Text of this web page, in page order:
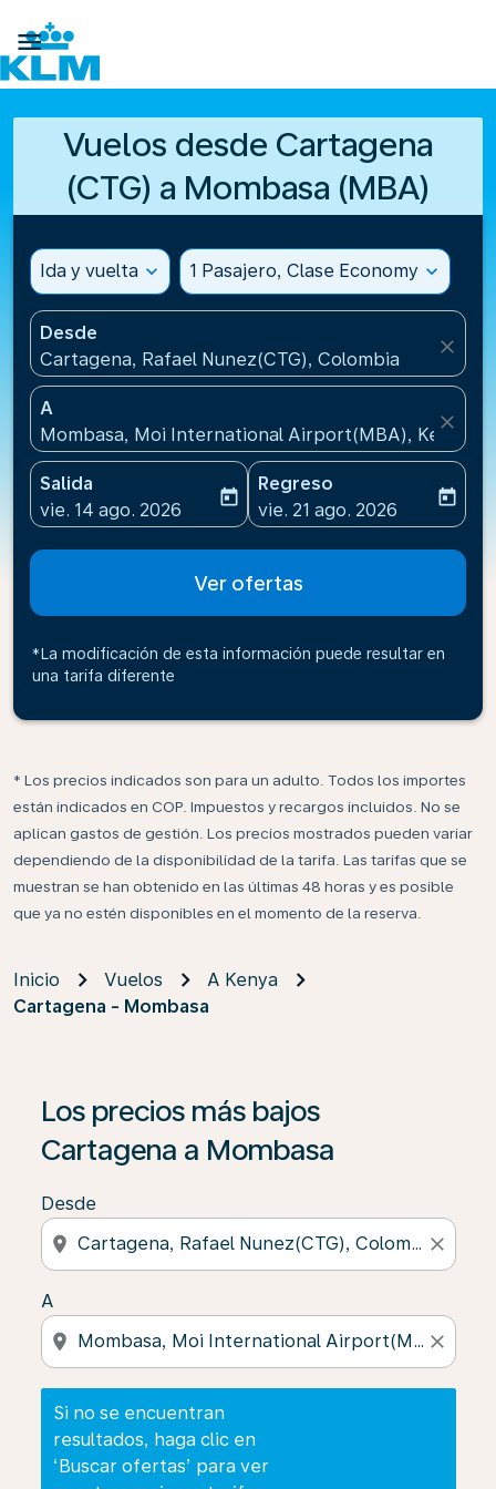

Vuelos desde Cartagena
(CTG) a Mombasa (MBA)
Ida y vuelta expand_more 1 Pasajero, Clase Economy expand_more
Desde
Cartagena, Rafael Nunez(CTG), Colombia
close
A
Mombasa, Moi International Airport(MBA), Kenia
close
Salida
fc-booking-departure-date-aria-label
vie. 14 ago. 2026
today
Regreso
fc-booking-return-date-
vie. 21 ago. 2026
today
Ver ofertas
*La modificación de esta información puede resultar en
una tarifa diferente
* Los precios indicados son para un adulto. Todos los importes
están indicados en COP. Impuestos y recargos incluidos. No se
aplican gastos de gestión. Los precios mostrados pueden variar
dependiendo de la disponibilidad de la tarifa. Las tarifas que se
muestran se han obtenido en las últimas 48 horas y es posible
que ya no estén disponibles en el momento de la reserva.
Inicio Vuelos
A Kenya
Cartagena - Mombasa
Los precios más bajos
Cartagena a Mombasa
Desde
location_on close
A
location_on close
Si no se encuentran
resultados, haga clic en
‘Buscar ofertas’ para ver
Si no se encuentran resultados, haga clic en ‘Buscar